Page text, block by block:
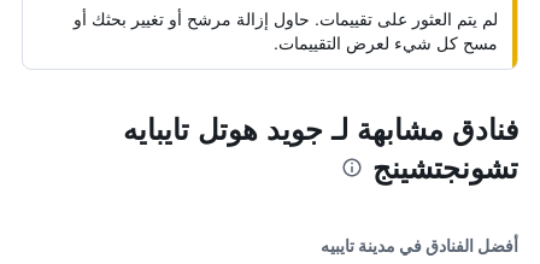
لم يتم العثور على تقييمات. حاول إزالة مرشح أو تغيير بحثك أو
مسح كل شيء لعرض التقييمات.
فنادق مشابهة لـ جويد هوتل تايبايه
تشونجتشينج
أفضل الفنادق في مدينة تايبيه